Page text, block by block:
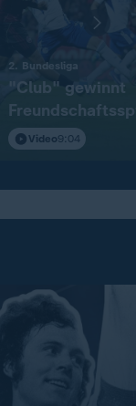
2. Bundesliga
"Club" gewinnt
S04Video9:04